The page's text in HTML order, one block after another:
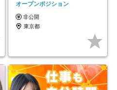
オープンポジション
非公開
東京都